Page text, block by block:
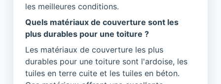
les meilleures conditions.
Quels matériaux de couverture sont les
plus durables pour une toiture ?
Les matériaux de couverture les plus
durables pour une toiture sont l'ardoise, les
tuiles en terre cuite et les tuiles en béton.